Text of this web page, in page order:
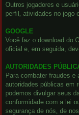
Outros jogadores e
perfil, atividades no jogo
GOOGLE
Você faz o download do
oficial e, em seguida,
AUTORIDADES
Para combater fraudes e
autoridades públicas em
podemos divulgar seus
conformidade com a lei
segurança de nós, de